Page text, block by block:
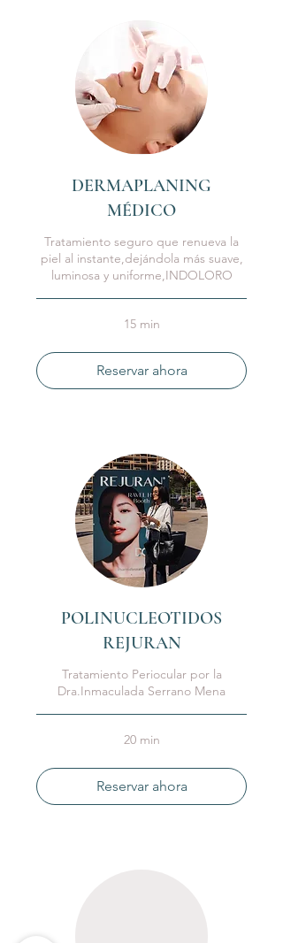
DERMAPLANING
MÉDICO
Tratamiento seguro que renueva la
piel al instante,dejándola más suave,
luminosa y uniforme,INDOLORO
15 min
Reservar ahora
POLINUCLEOTIDOS
REJURAN
Tratamiento Periocular por la
Dra.Inmaculada Serrano Mena
20 min
Reservar ahora